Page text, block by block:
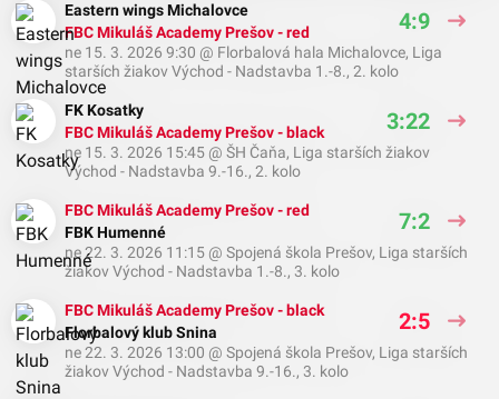
Eastern wings Michalovce
FBC Mikuláš Academy Prešov - red
4:9
ne 15. 3. 2026 9:30 @ Florbalová hala Michalovce, Liga
starších žiakov Východ - Nadstavba 1.-8., 2. kolo
FK Kosatky
FBC Mikuláš Academy Prešov - black
3:22
ne 15. 3. 2026 15:45 @ ŠH Čaňa, Liga starších žiakov
Východ - Nadstavba 9.-16., 2. kolo
FBC Mikuláš Academy Prešov - red
FBK Humenné
7:2
ne 22. 3. 2026 11:15 @ Spojená škola Prešov, Liga starších
žiakov Východ - Nadstavba 1.-8., 3. kolo
FBC Mikuláš Academy Prešov - black
Florbalový klub Snina
2:5
ne 22. 3. 2026 13:00 @ Spojená škola Prešov, Liga starších
žiakov Východ - Nadstavba 9.-16., 3. kolo